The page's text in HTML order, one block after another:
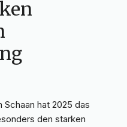
hat 2025 das
den starken